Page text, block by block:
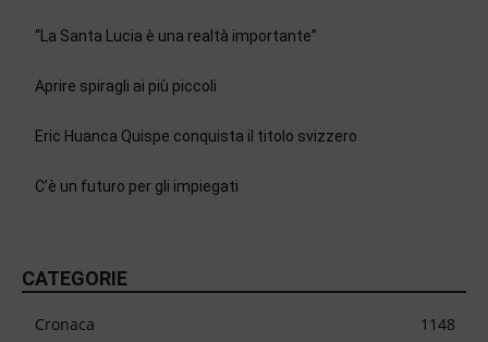
“La Santa Lucia è una realtà importante”
Aprire spiragli ai più piccoli
Eric Huanca Quispe conquista il titolo svizzero
C’è un futuro per gli impiegati
CATEGORIE
Cronaca
1148